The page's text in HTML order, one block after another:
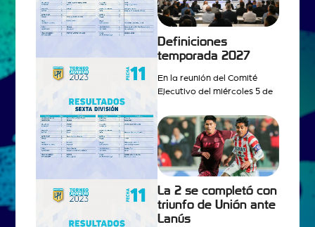
Definiciones
temporada 2027
En la reunión del Comité
Ejecutivo del miércoles 5 de
La 2 se completó con
triunfo de Unión ante
Lanús